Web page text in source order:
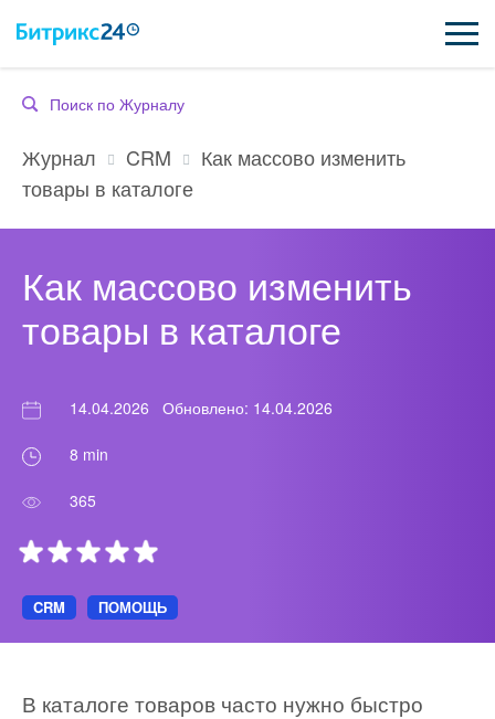
ВОЗМОЖНОСТИ
ЦЕНЫ
ПОДДЕРЖКА
ҚАЗАҚША
Журнал CRM
Как массово изменить
товары в каталоге
Как массово изменить
товары в каталоге
14.04.2026 Обновлено: 14.04.2026
8 min
365
CRM ПОМОЩЬ
В каталоге товаров часто нужно быстро